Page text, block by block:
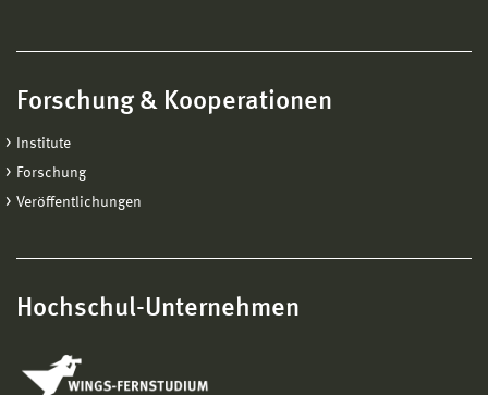
Forschung & Kooperationen
Institute
Forschung
Veröffentlichungen
Hochschul-Unternehmen